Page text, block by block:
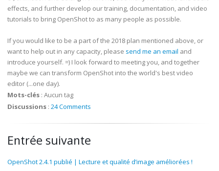
effects, and further develop our training, documentation, and video
tutorials to bring OpenShot to as many people as possible.
If you would like to be a part of the 2018 plan mentioned above, or
want to help out in any capacity, please send me an email and
introduce yourself. =) I look forward to meeting you, and together
maybe we can transform OpenShot into the world's best video
editor (...one day).
Mots-clés : Aucun tag
Discussions : 24 Comments
Entrée suivante
OpenShot 2.4.1 publié | Lecture et qualité d’image améliorées !